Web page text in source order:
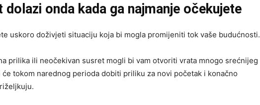
onda kada ga najmanje očekujete
uskoro doživjeti situaciju koja bi mogla promijeniti tok vaše budućnosti.
prilika ili neočekivan susret mogli bi vam otvoriti vrata mnogo srećnijeg
tokom narednog perioda dobiti priliku za novi početak i konačno